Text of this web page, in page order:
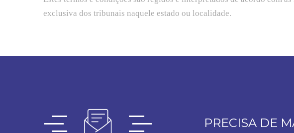
exclusiva dos tribunais naquele estado ou localidade.
PRECISA DE